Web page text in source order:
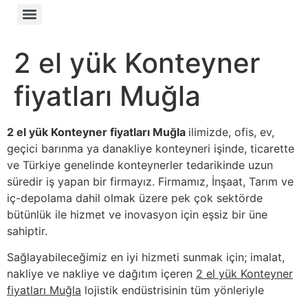
2 el yük Konteyner
fiyatları Muğla
2 el yük Konteyner fiyatları Muğla ilimizde, ofis, ev,
geçici barınma ya danakliye konteyneri işinde, ticarette
ve Türkiye genelinde konteynerler tedarikinde uzun
süredir iş yapan bir firmayız. Firmamız, İnşaat, Tarım ve
iç-depolama dahil olmak üzere pek çok sektörde
bütünlük ile hizmet ve inovasyon için eşsiz bir üne
sahiptir.
Sağlayabileceğimiz en iyi hizmeti sunmak için; imalat,
nakliye ve nakliye ve dağıtım içeren 2 el yük Konteyner
fiyatları Muğla lojistik endüstrisinin tüm yönleriyle